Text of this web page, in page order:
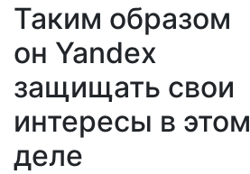
Таким образом
он Yandex
защищать свои
интересы в этом
деле